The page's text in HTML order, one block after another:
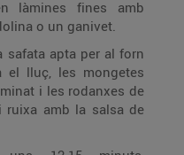
làmines fines amb
o un ganivet.
safata apta per al forn
el lluç, les mongetes
i les rodanxes de
ruixa amb la salsa de